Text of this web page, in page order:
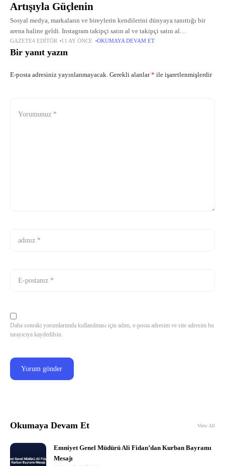
Artışıyla Güçlenin
Sosyal medya, markaların ve bireylerin kendilerini dünyaya tanıttığı bir
arena haline geldi. Instagram takipçi satın al ve takipçi satın al
hizmetleriyle, hesabınızı hızlıca büyütebilir ve sosyal medya hedeflerinize
ulaşabilirsiniz. Güvenilir
GAZETE4 EDITÖR 11 AY ÖNCE OKUMAYA DEVAM ET
Bir yanıt yazın
E-posta adresiniz yayınlanmayacak. Gerekli alanlar* ile işaretlenmişlerdir
Daha sonraki yorumlarımda kullanılması için adım, e-posta adresim ve site adresim bu
tarayıcıya kaydedilsin.
Okumaya Devam Et View All
Emniyet Genel Müdürü Ali Fidan’dan Kurban Bayramı
Mesajı